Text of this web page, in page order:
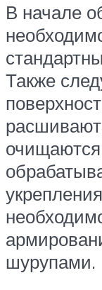
В начале
Также
очищаются
шурупами.